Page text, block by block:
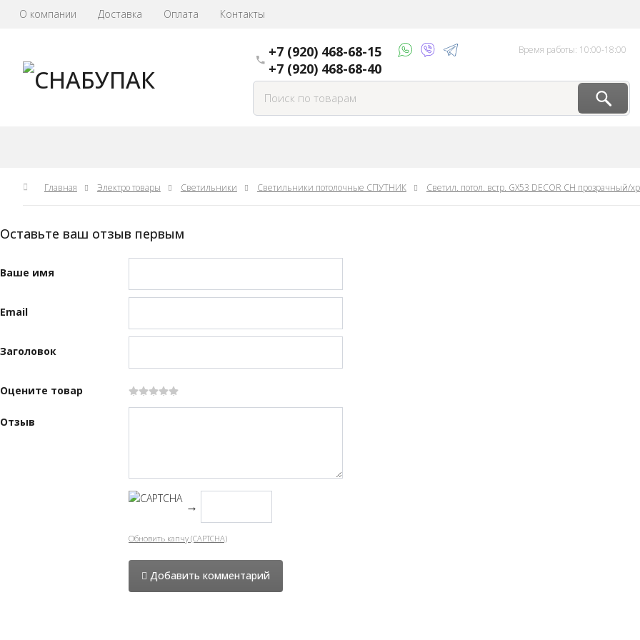
О компании Доставка Оплата Контакты
+7 (920) 468-68-15
+7 (920) 468-68-40
Время работы: 10:00-18:00
Главная Электро товары Светильники Светильники потолочные СПУТНИК Светил. потол. встр. GX53 DECOR СН прозрачный/
Оставьте ваш отзыв первым
Ваше имя
Email
Заголовок
Оцените товар
Отзыв
→
Обновить капчу (CAPTCHA)
Добавить комментарий